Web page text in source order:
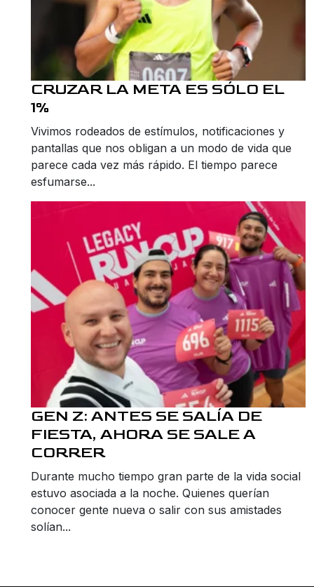
CRUZAR LA META ES SÓLO EL
1%
Vivimos rodeados de estímulos, notificaciones y
pantallas que nos obligan a un modo de vida que
parece cada vez más rápido. El tiempo parece
esfumarse...
GEN Z: ANTES SE SALÍA DE
FIESTA, AHORA SE SALE A
CORRER
Durante mucho tiempo gran parte de la vida social
estuvo asociada a la noche. Quienes querían
conocer gente nueva o salir con sus amistades
solían...